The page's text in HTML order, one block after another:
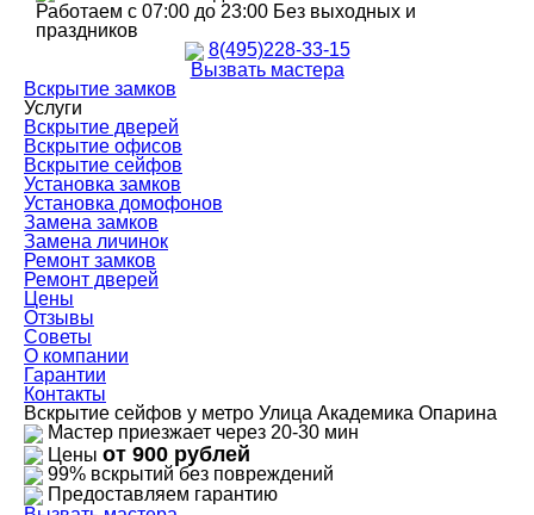
Работаем с 07:00 до 23:00 Без выходных и
праздников
8(495)228-33-15
Вызвать мастера
Вскрытие замков
Услуги
Вскрытие дверей
Вскрытие офисов
Вскрытие сейфов
Установка замков
Установка домофонов
Замена замков
Замена личинок
Ремонт замков
Ремонт дверей
Цены
Отзывы
Советы
О компании
Гарантии
Контакты
Вскрытие сейфов у метро Улица Академика Опарина
Мастер приезжает через 20-30 мин
Цены от 900 рублей
99% вскрытий без повреждений
Предоставляем гарантию